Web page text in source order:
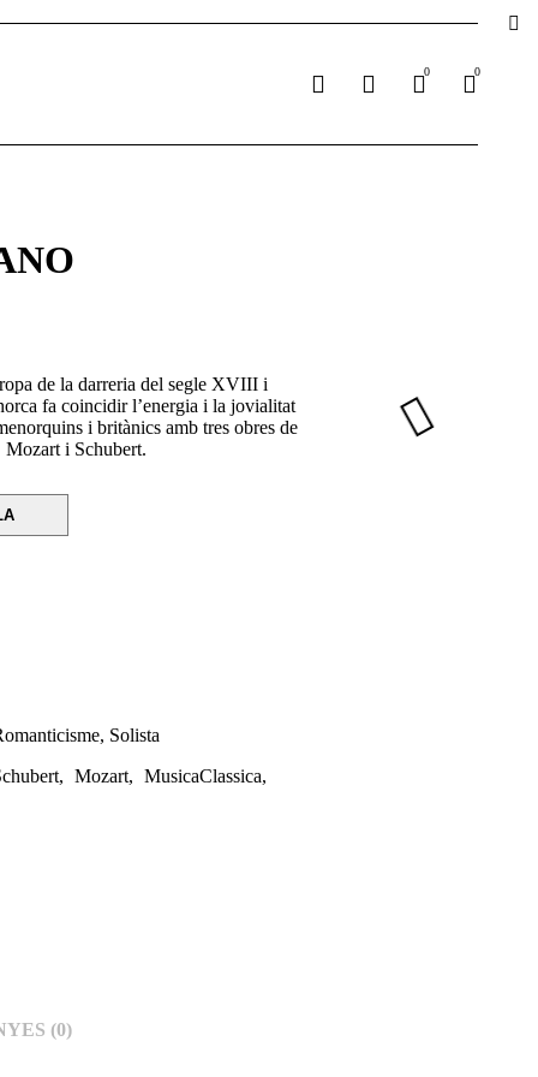
0
0
de la darreria del segle XVIII i
fa coincidir l’energia i la jovialitat
i britànics amb tres obres de
Mozart i Schubert.
, Solista
, Mozart, MusicaClassica,
(0)